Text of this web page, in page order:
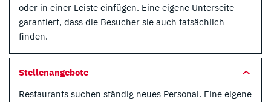
oder in einer Leiste einfügen. Eine eigene Unterseite
garantiert, dass die Besucher sie auch tatsächlich
finden.
Stellenangebote
Restaurants suchen ständig neues Personal. Eine eigene